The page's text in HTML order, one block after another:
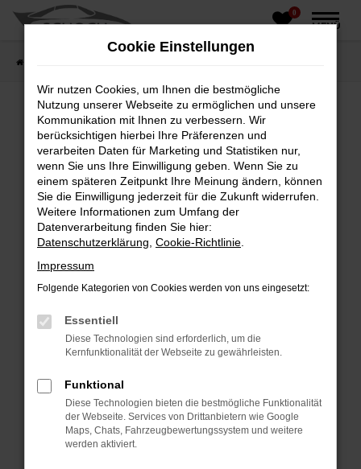
Zum
0
MENÜ
Fehler: Network Error
Beim Laden ist ein Fehler aufgetreten.
Hier sind ein paar Tipps, die dir helfen können:
Überprüfe deine Firewall und deine
Internetverbindung.
Laden andere Webseiten, zum Beispiel deine
Suchmaschine?
Prüfe deine Browsererweiterungen.
können das Laden bestimmter Seiten
verhindern. Funktioniert die Seite in einem
Fenster?
Starte dein Gerät neu.
Das kann manchmal helfen, vorübergehende
Probleme zu beheben.
Cookie Einstellungen
Wir nutzen Cookies, um Ihnen die bestmögliche
Nutzung unserer Webseite zu ermöglichen und unsere
Kommunikation mit Ihnen zu verbessern. Wir
berücksichtigen hierbei Ihre Präferenzen und
verarbeiten Daten für Marketing und Statistiken nur,
wenn Sie uns Ihre Einwilligung geben. Wenn Sie zu
einem späteren Zeitpunkt Ihre Meinung ändern, können
Sie die Einwilligung jederzeit für die Zukunft widerrufen.
Weitere Informationen zum Umfang der
Datenverarbeitung finden Sie hier:
Datenschutzerklärung Cookie-Richtlinie
Impressum
Folgende Kategorien von Cookies werden von uns eingesetzt:
Essentiell
Diese Technologien sind erforderlich, um die
Kernfunktionalität der Webseite zu gewährleisten.
Funktional
Diese Technologien bieten die bestmögliche Funktionalität
der Webseite. Services von Drittanbietern wie Google
Maps, Chats, Fahrzeugbewertungssystem und weitere
werden aktiviert.